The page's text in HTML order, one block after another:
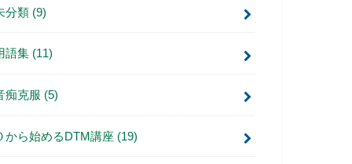
分類 (9)
語集 (11)
痴克服 (5)
から始めるDTM講座 (19)